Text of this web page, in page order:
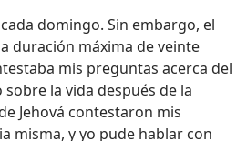
domingo. Sin embargo, el
duración máxima de veinte
mis preguntas acerca del
la vida después de la
Jehová contestaron mis
misma, y yo pude hablar con